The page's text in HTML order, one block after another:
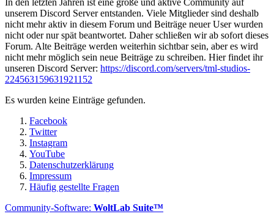
unserem Discord Server entstanden. Viele Mitglieder sind deshalb
nicht mehr aktiv in diesem Forum und Beiträge neuer User wurden
nicht oder nur spät beantwortet. Daher schließen wir ab sofort dieses
Forum. Alte Beiträge werden weiterhin sichtbar sein, aber es wird
nicht mehr möglich sein neue Beiträge zu schreiben. Hier findet ihr
unseren Discord Server: https://discord.com/servers/tml-studios-
224563159631921152
Es wurden keine Einträge gefunden.
Facebook
Twitter
Instagram
YouTube
Datenschutzerklärung
Impressum
Häufig gestellte Fragen
Community-Software: WoltLab Suite™